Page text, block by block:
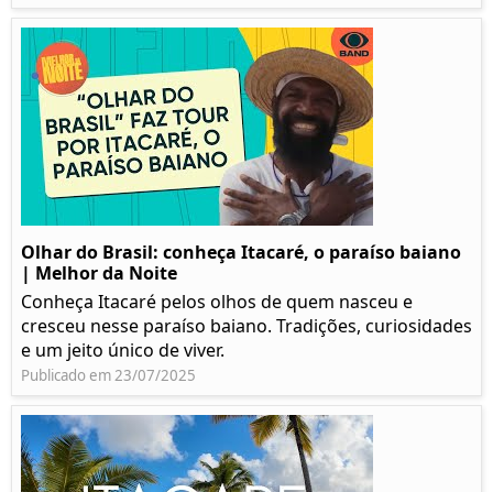
Olhar do Brasil: conheça Itacaré, o paraíso baiano
| Melhor da Noite
Conheça Itacaré pelos olhos de quem nasceu e
cresceu nesse paraíso baiano. Tradições, curiosidades
e um jeito único de viver.
Publicado em 23/07/2025